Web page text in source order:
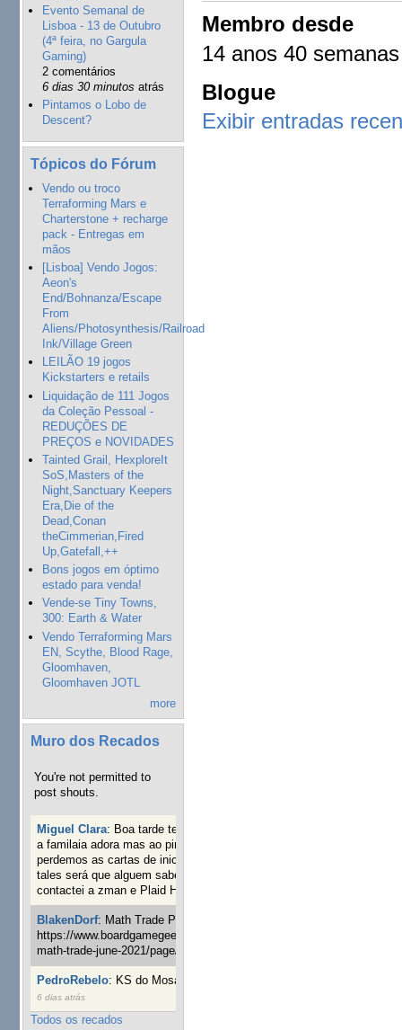
Evento Semanal de
Lisboa - 13 de Outubro
(4ª feira, no Gargula
Gaming)
2 comentários
6 dias 30 minutos atrás
Pintamos o Lobo de
Descent?
Tópicos do Fórum
Vendo ou troco
Terraforming Mars e
Charterstone + recharge
pack - Entregas em
mãos
[Lisboa] Vendo Jogos:
Aeon's
End/Bohnanza/Escape
From
Aliens/Photosynthesis/Railroad
Ink/Village Green
LEILÃO 19 jogos
Kickstarters e retails
Liquidação de 111 Jogos
da Coleção Pessoal -
REDUÇÕES DE
PREÇOS e NOVIDADES
Tainted Grail, HexploreIt
SoS,Masters of the
Night,Sanctuary Keepers
Era,Die of the
Dead,Conan
theCimmerian,Fired
Up,Gatefall,++
Bons jogos em óptimo
estado para venda!
Vende-se Tiny Towns,
300: Earth & Water
Vendo Terraforming Mars
EN, Scythe, Blood Rage,
Gloomhaven,
Gloomhaven JOTL
more
Muro dos Recados
You're not permitted to
post shouts.
Miguel Clara: Boa tarde tenho jogo Mice and mistics que
a familaia adora mas ao pintarmos as miniaturas
perdemos as cartas de iniciaticva da expanção downood
tales será que alguem sabe onde adquirir as cartas já
contactei a zman e Plaid Hat e nada
BlakenDorf: Math Trade Portuguesa a decorrer. Aqui:
https://www.boardgamegeek.com/geeklist/286035/portugal-
math-trade-june-2021/page/1
PedroRebelo: KS do Mosaic em 10 minutos :)
6 dias atrás
Todos os recados
Membro desde
14 anos 40 semanas
Blogue
Exibir entradas